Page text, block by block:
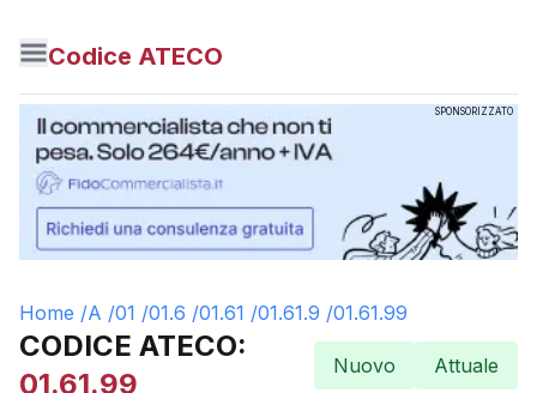
Codice ATECO
SPONSORIZZATO
Home /A /01 /01.6 /01.61 /01.61.9 /01.61.99
CODICE ATECO:
01.61.99
Nuovo Attuale